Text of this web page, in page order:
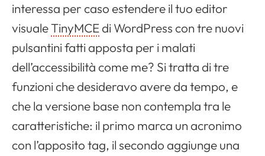
interessa per caso estendere il tuo editor
visualeTinyMCEdi WordPresscon tre nuovi
pulsantini fatti apposta per i malati
dell’accessibilità come me? Si tratta di tre
funzioni che desideravo avere da tempo, e
che la versione base non contempla tra le
caratteristiche: il primo marca un acronimo
con l’appositotag, il secondo aggiunge una